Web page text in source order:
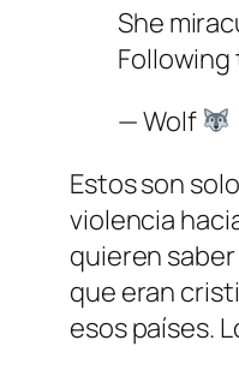
She
— Wolf
Estos son
violencia
quieren
que eran
esos países.